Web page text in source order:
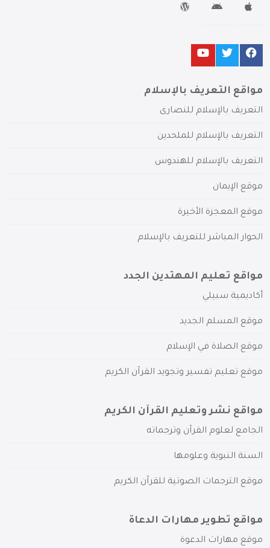
مواقع التعريف بالإسلام
التعريف بالإسلام للنصارى
التعريف بالإسلام للملحدين
التعريف بالإسلام للهندوس
موقع الإيمان
موقع المعجزة الأخيرة
الحوار المباشر للتعريف بالإسلام
مواقع تعليم المهتدين الجدد
أكاديمية سبيلي
موقع المسلم الجديد
موقع الصلاة في الإسلام
موقع تعليم تفسير وتجويد القرآن الكريم
مواقع نشر وتعليم القرآن الكريم
الجامع لعلوم القرآن وترجماته
السنة النبوية وعلومها
موقع الترجمات الصوتية للقرآن الكريم
مواقع تطوير مهارات الدعاة
موقع مهارات الدعوة